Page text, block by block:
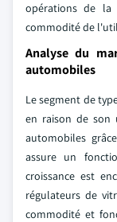
opérations de
commodité de
Analyse du
automobiles
Le segment de
en raison de son
automobiles
assure un
croissance est
régulateurs de
commodité et